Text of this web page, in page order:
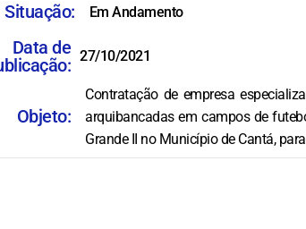
Situação: Em Andamento
Data de 27/10/2021
Objeto:
Contratação de empresa
arquibancadas em campos de
Grande II no Município de Cantá,